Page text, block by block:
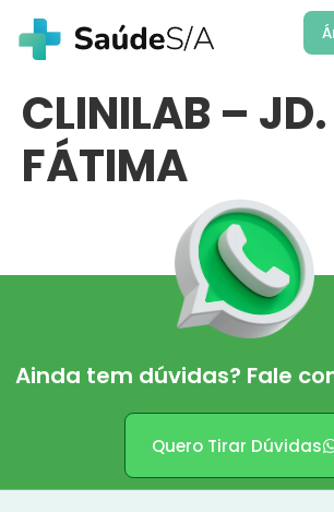
CLINILAB – JD.
FÁTIMA
Ainda tem dúvidas? Fale
Quero Tirar Dúvidas